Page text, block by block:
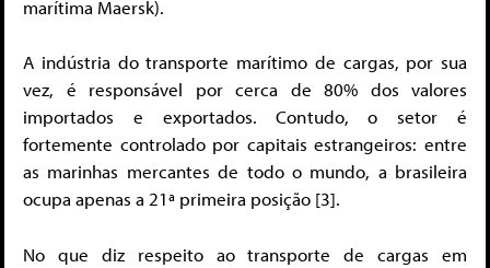
marítima Maersk).
A indústria do transporte marítimo de cargas, por sua
vez, é responsável por cerca de 80% dos valores
importados e exportados. Contudo, o setor é
fortemente controlado por capitais estrangeiros: entre
as marinhas mercantes de todo o mundo, a brasileira
ocupa apenas a 21ª primeira posição [3].
No que diz respeito ao transporte de cargas em